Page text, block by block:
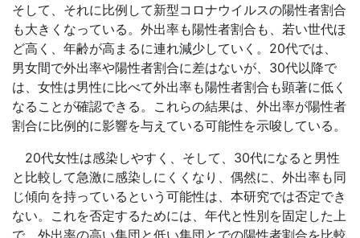
そして、それに比例して新型コロナウイルスの陽性者割合
も大きくなっている。外出率も陽性者割合も、若い世代ほ
ど高く、年齢が高まるに連れ減少していく。20代では、
男女間で外出率や陽性者割合に差はないが、30代以降で
は、女性は男性に比べて外出率も陽性者割合も顕著に低く
なることが確認できる。これらの結果は、外出率が陽性者
割合に比例的に影響を与えている可能性を示唆している。
20代女性は感染しやすく、そして、30代になると男性
と比較して急激に感染しにくくなり、偶然に、外出率も同
じ傾向を持っているという可能性は、本研究では否定でき
ない。これを否定するためには、年代と性別を固定した上
で、外出率の高い集団と低い集団とでの陽性者割合を比較